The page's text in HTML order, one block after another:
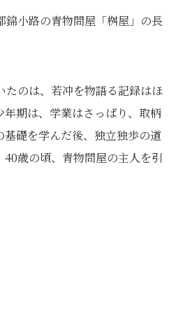
小路の青物問屋「桝屋」の長
のは、若冲を物語る記録はほ
期は、学業はさっぱり、取柄
礎を学んだ後、独立独歩の道
歳の頃、青物問屋の主人を引